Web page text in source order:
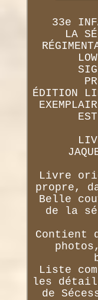
33e
LA
ÉDITION
Livre
propre,
Belle
de la
Contient
Liste
les
de